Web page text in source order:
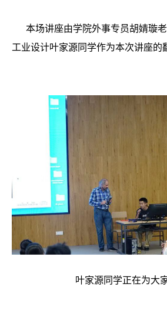
本场讲座由学院外事专员胡婧璇老
工业设计叶家源同学作为本次讲座的
叶家源同学正在为大